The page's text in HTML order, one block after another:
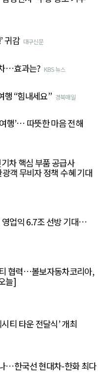
귀감 대구신문
…효과는? KBS 뉴스
행 “힘내세요” 경북매일
행’… 따뜻한 마음 전해
차 핵심 부품 공급사
객 무비자 정책 수혜 기대
영업익 6.7조 선방 기대…
협력…볼보자동차코리아,
늘]
티 타운 전달식’ 개최
…한국선 현대차-한화 최다